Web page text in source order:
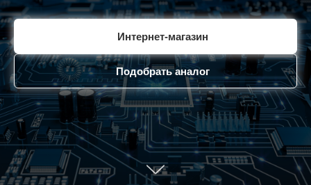
Интернет-магазин
Подобрать аналог